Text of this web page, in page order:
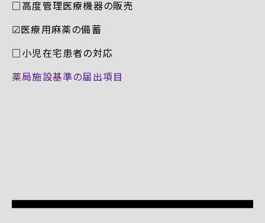
□高度管理医療機器の販売
☑︎医療用麻薬の備蓄
□小児在宅患者の対応
薬局施設基準の届出項目